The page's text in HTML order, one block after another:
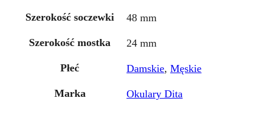
Szerokość soczewki 48 mm
Szerokość mostka 24 mm
Płeć Damskie, Męskie
Marka Okulary Dita